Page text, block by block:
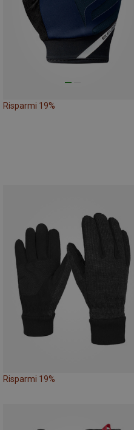
Risparmi 19%
Risparmi 19%